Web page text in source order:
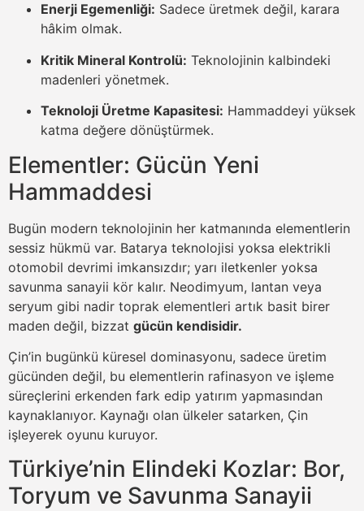
Enerji Egemenliği: Sadece üretmek değil, karara
hâkim olmak.
Kritik Mineral Kontrolü: Teknolojinin kalbindeki
madenleri yönetmek.
Teknoloji Üretme Kapasitesi: Hammaddeyi yüksek
katma değere dönüştürmek.
Elementler: Gücün Yeni
Hammaddesi
Bugün modern teknolojinin her katmanında elementlerin
sessiz hükmü var. Batarya teknolojisi yoksa elektrikli
otomobil devrimi imkansızdır; yarı iletkenler yoksa
savunma sanayii kör kalır. Neodimyum, lantan veya
seryum gibi nadir toprak elementleri artık basit birer
maden değil, bizzat gücün kendisidir.
Çin’in bugünkü küresel dominasyonu, sadece üretim
gücünden değil, bu elementlerin rafinasyon ve işleme
süreçlerini erkenden fark edip yatırım yapmasından
kaynaklanıyor. Kaynağı olan ülkeler satarken, Çin
işleyerek oyunu kuruyor.
Türkiye’nin Elindeki Kozlar: Bor,
Toryum ve Savunma Sanayii